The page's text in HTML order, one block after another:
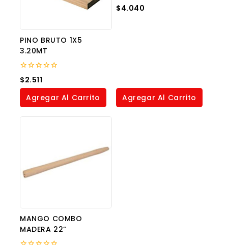
PINO BRUTO 1X5
3.20MT
0
out
of
$2.511
Agregar Al Carrito
0
out
$4.040
Agregar Al Carrito
MANGO COMBO
MADERA 22”